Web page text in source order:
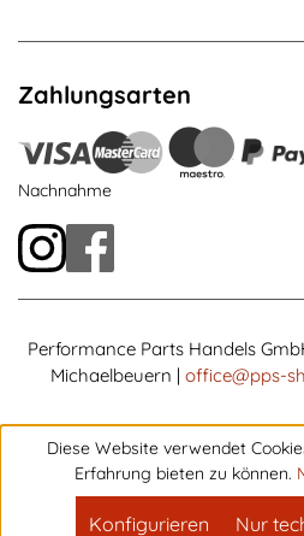
Zahlungsarten
Nachnahme
Performance Parts Handels
Michaelbeuern | office@pps-
Diese Website verwendet
Erfahrung bieten zu können.
Nur
Konfigurieren